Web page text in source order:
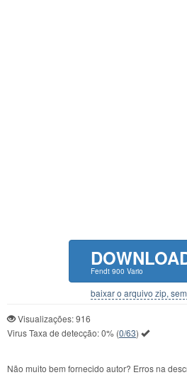
Fendt 900 Vario
baixar o arquivo zip,
Visualizações: 916
Virus Taxa de detecção:0% (0/63)
Não muito bem fornecido autor? Erros na